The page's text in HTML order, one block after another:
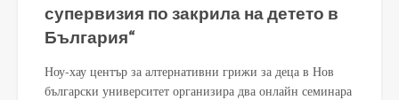
супервизия по закрила на детето в
България“
Ноу-хау център за алтернативни грижи за деца в Нов
български университет организира два онлайн семинара